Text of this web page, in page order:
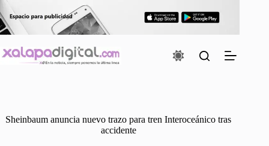
al
contenido
Sheinbaum anuncia nuevo trazo para tren Interoceánico tras
accidente